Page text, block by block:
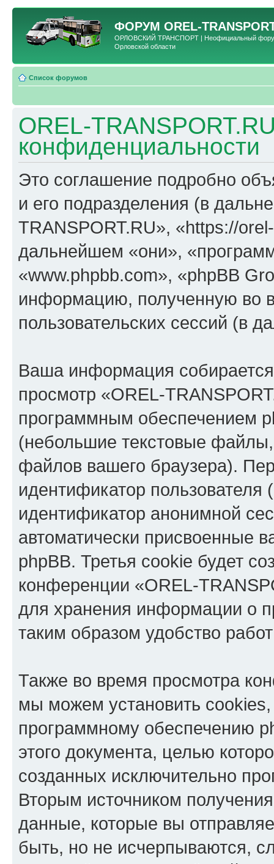
ФОРУМ OREL-
ОРЛОВСКИЙ ТРАНСПОРТ | Неофициальный форум
Орловской области
Список форумов
OREL-
конфиденциальности
Это соглашение подробно
и его подразделения (в
TRANSPORT.RU», «https://
дальнейшем «они»,
«www.phpbb.com», «phpBB
информацию, полученную во
пользовательских сессий (в
Ваша информация
просмотр «OREL-
программным обеспечением
(небольшие текстовые
файлов вашего браузера).
идентификатор
идентификатор анонимной
автоматически присвоенные
phpBB. Третья cookie будет
конференции «OREL-
для хранения информации о
таким образом удобство
Также во время просмотра
мы можем установить
программному обеспечению
этого документа, целью
созданных исключительно
Вторым источником
данные, которые вы
быть, но не исчерпываются,